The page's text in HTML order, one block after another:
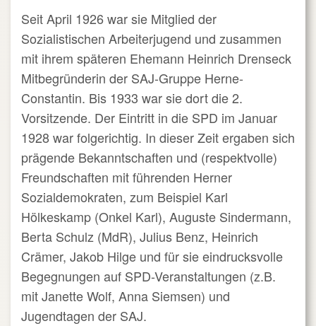
Seit April 1926 war sie Mitglied der
Sozialistischen Arbeiterjugend und zusammen
mit ihrem späteren Ehemann Heinrich Drenseck
Mitbegründerin der SAJ-Gruppe Herne-
Constantin. Bis 1933 war sie dort die 2.
Vorsitzende. Der Eintritt in die SPD im Januar
1928 war folgerichtig. In dieser Zeit ergaben sich
prägende Bekanntschaften und (respektvolle)
Freundschaften mit führenden Herner
Sozialdemokraten, zum Beispiel Karl
Hölkeskamp (Onkel Karl), Auguste Sindermann,
Berta Schulz (MdR), Julius Benz, Heinrich
Crämer, Jakob Hilge und für sie eindrucksvolle
Begegnungen auf SPD-Veranstaltungen (z.B.
mit Janette Wolf, Anna Siemsen) und
Jugendtagen der SAJ.